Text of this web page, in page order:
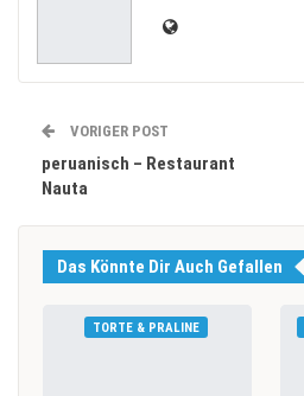
VORIGER POST
peruanisch – Restaurant
Nauta
Das Könnte Dir Auch Gefallen
TORTE & PRALINE